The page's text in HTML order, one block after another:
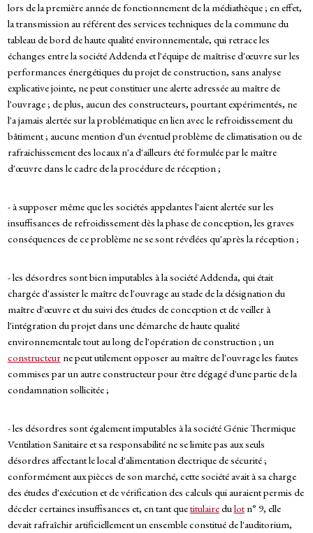
lors de la première année de fonctionnement de la médiathèque ; en effet,
la transmission au référent des services techniques de la commune du
tableau de bord de haute qualité environnementale, qui retrace les
échanges entre la société Addenda et l'équipe de maîtrise d'œuvre sur les
performances énergétiques du projet de construction, sans analyse
explicative jointe, ne peut constituer une alerte adressée au maître de
l'ouvrage ; de plus, aucun des constructeurs, pourtant expérimentés, ne
l'a jamais alertée sur la problématique en lien avec le refroidissement du
bâtiment ; aucune mention d'un éventuel problème de climatisation ou de
rafraichissement des locaux n'a d'ailleurs été formulée par le maître
d'œuvre dans le cadre de la procédure de réception ;
- à supposer même que les sociétés appelantes l'aient alertée sur les
insuffisances de refroidissement dès la phase de conception, les graves
conséquences de ce problème ne se sont révélées qu'après la réception ;
- les désordres sont bien imputables à la société Addenda, qui était
chargée d'assister le maître de l'ouvrage au stade de la désignation du
maître d'œuvre et du suivi des études de conception et de veiller à
l'intégration du projet dans une démarche de haute qualité
environnementale tout au long de l'opération de construction ; un
constructeurne peut utilement opposer au maître de l'ouvrage les fautes
commises par un autre constructeur pour être dégagé d'une partie de la
condamnation sollicitée ;
- les désordres sont également imputables à la société Génie Thermique
Ventilation Sanitaire et sa responsabilité ne se limite pas aux seuls
désordres affectant le local d'alimentation électrique de sécurité ;
conformément aux pièces de son marché, cette société avait à sa charge
des études d'exécution et de vérification des calculs qui auraient permis de
déceler certaines insuffisances et, en tant quetitulairedulotn° 9, elle
devait rafraîchir artificiellement un ensemble constitué de l'auditorium,